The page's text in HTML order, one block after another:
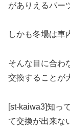
がありえるパー
しかも冬場は
そんな目に合わ
交換することが
[st-kaiwa3]知っ
て交換が出来な